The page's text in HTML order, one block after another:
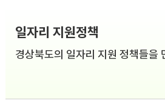
일자리 지원정책
경상북도의 일자리 지원 정책들을